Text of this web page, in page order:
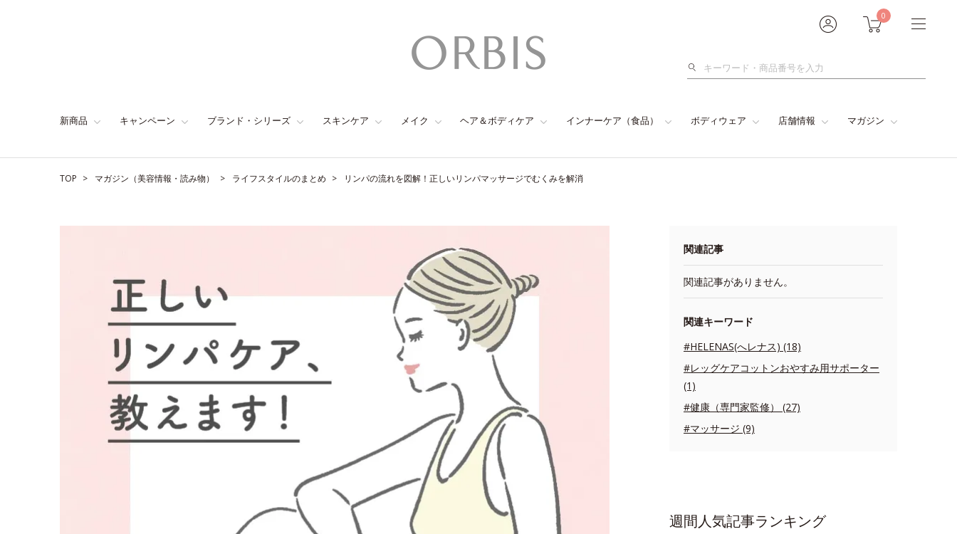
0
検
新商品 キャンペーン ブランド・シリーズ スキンケア メイク ヘア＆ボディケア インナーケア（食品） ボディウェア 店舗情報 マガジン
TOP マガジン（美容情報・読み物） ライフスタイルのまとめ リンパの流れを図解！正しいリンパマッサージでむくみを解消
関連記事
関連記事がありません。
関連キーワード
#HELENAS(へレナス) (18)
#レッグケアコットンおやすみ用サポーター
(1)
#健康（専門家監修） (27)
#マッサージ (9)
週間人気記事ランキング